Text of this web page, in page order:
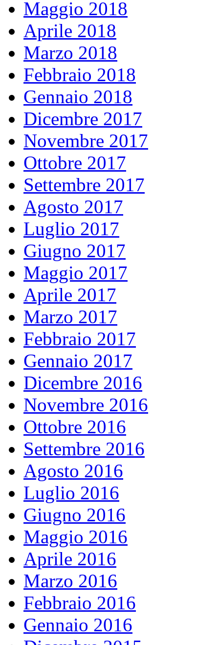
Maggio 2018
Aprile 2018
Marzo 2018
Febbraio 2018
Gennaio 2018
Dicembre 2017
Novembre 2017
Ottobre 2017
Settembre 2017
Agosto 2017
Luglio 2017
Giugno 2017
Maggio 2017
Aprile 2017
Marzo 2017
Febbraio 2017
Gennaio 2017
Dicembre 2016
Novembre 2016
Ottobre 2016
Settembre 2016
Agosto 2016
Luglio 2016
Giugno 2016
Maggio 2016
Aprile 2016
Marzo 2016
Febbraio 2016
Gennaio 2016